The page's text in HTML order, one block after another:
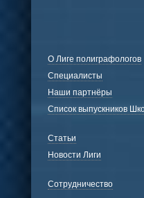
О Лиге полиграфологов
Специалисты
Наши партнёры
Список выпускников
Статьи
Новости Лиги
Сотрудничество